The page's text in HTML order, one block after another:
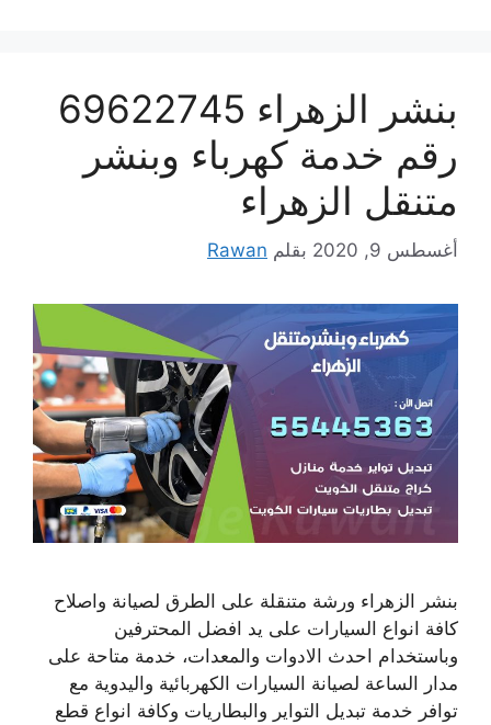
بنشر الزهراء 69622745
رقم خدمة كهرباء وبنشر
متنقل الزهراء
أغسطس 9, 2020 بقلم Rawan
بنشر الزهراء ورشة متنقلة على الطرق لصيانة واصلاح
كافة انواع السيارات على يد افضل المحترفين
وباستخدام احدث الادوات والمعدات، خدمة متاحة على
مدار الساعة لصيانة السيارات الكهربائية واليدوية مع
توافر خدمة تبديل التواير والبطاريات وكافة انواع قطع